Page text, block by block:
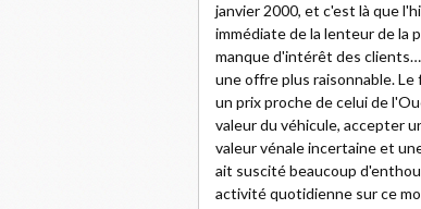
janvier 2000, et c'est là que
immédiate de la lenteur de
manque d'intérêt des
une offre plus raisonnable.
un prix proche de celui de
valeur du véhicule, accepter
valeur vénale incertaine et
ait suscité beaucoup
activité quotidienne sur ce